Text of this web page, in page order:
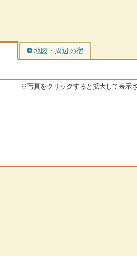
地図・周辺の宿
※写真をクリックすると拡大して表示さ